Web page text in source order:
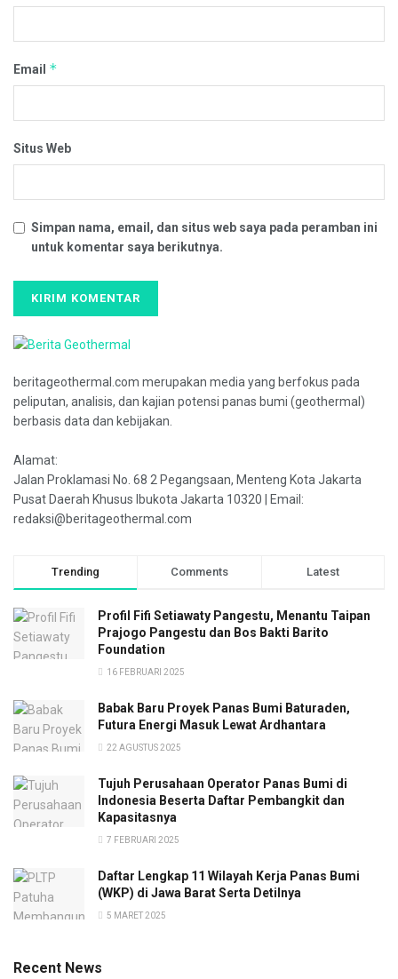
Email *
Situs Web
Simpan nama, email, dan situs web saya pada peramban ini
untuk komentar saya berikutnya.
beritageothermal.com merupakan media yang berfokus pada
peliputan, analisis, dan kajian potensi panas bumi (geothermal)
berbasis data dan kebijakan.
Alamat:
Jalan Proklamasi No. 68 2 Pegangsaan, Menteng Kota Jakarta
Pusat Daerah Khusus Ibukota Jakarta 10320 | Email:
redaksi@beritageothermal.com
Trending Comments Latest
Profil Fifi Setiawaty Pangestu, Menantu Taipan
Prajogo Pangestu dan Bos Bakti Barito
Foundation
16 FEBRUARI 2025
Babak Baru Proyek Panas Bumi Baturaden,
Futura Energi Masuk Lewat Ardhantara
22 AGUSTUS 2025
Tujuh Perusahaan Operator Panas Bumi di
Indonesia Beserta Daftar Pembangkit dan
Kapasitasnya
7 FEBRUARI 2025
Daftar Lengkap 11 Wilayah Kerja Panas Bumi
(WKP) di Jawa Barat Serta Detilnya
5 MARET 2025
Recent News